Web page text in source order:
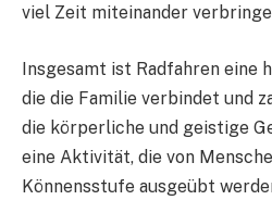
viel Zeit miteinander
Insgesamt ist Radfahren eine
die die Familie verbindet und
die körperliche und geistige
eine Aktivität, die von
Könnensstufe ausgeübt